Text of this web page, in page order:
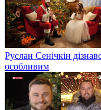
Руслан Сенічкін
особливим